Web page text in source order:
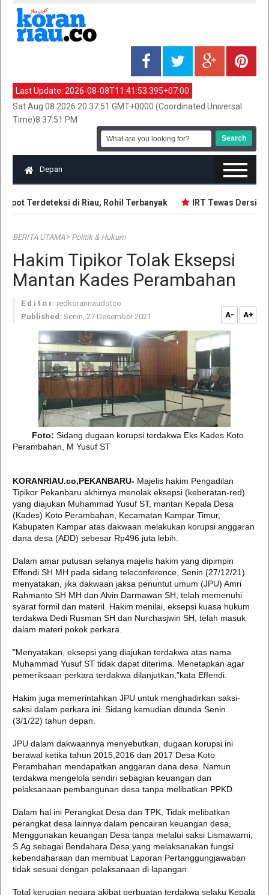
Last Update: 2026-08-08T11:41:53.395+07:00
Sat Aug 08 2026 20:37:51 GMT+0000 (Coordinated Universal
Time)8:37:51 PM
Depan
Terdeteksi di Riau, Rohil Terbanyak IRT Tewas
BERITA UTAMA Politik & Hukum
Hakim Tipikor Tolak Eksepsi
Mantan Kades Perambahan
E d i t o r: redkoranriaudotco
Published: Senin, 27 Desember 2021 A- A+
Foto: Sidang dugaan korupsi terdakwa Eks Kades Koto
Perambahan, M Yusuf ST
KORANRIAU.co,PEKANBARU- Majelis hakim Pengadilan
Tipikor Pekanbaru akhirnya menolak eksepsi (keberatan-red)
yang diajukan Muhammad Yusuf ST, mantan Kepala Desa
(Kades) Koto Perambahan, Kecamatan Kampar Timur,
Kabupaten Kampar atas dakwaan melakukan korupsi anggaran
dana desa (ADD) sebesar Rp496 juta lebih.
Dalam amar putusan selanya majelis hakim yang dipimpin
Effendi SH MH pada sidang teleconference, Senin (27/12/21)
menyatakan, jika dakwaan jaksa penuntut umum (JPU) Amri
Rahmanto SH MH dan Alvin Darmawan SH, telah memenuhi
syarat formil dan materil. Hakim menilai, eksepsi kuasa hukum
terdakwa Dedi Rusman SH dan Nurchasjwin SH, telah masuk
dalam materi pokok perkara.
"Menyatakan, eksepsi yang diajukan terdakwa atas nama
Muhammad Yusuf ST tidak dapat diterima. Menetapkan agar
pemeriksaan perkara terdakwa dilanjutkan,"kata Effendi.
Hakim juga memerintahkan JPU untuk menghadirkan saksi-
saksi dalam perkara ini. Sidang kemudian ditunda Senin
(3/1/22) tahun depan.
JPU dalam dakwaannya menyebutkan, dugaan korupsi ini
berawal ketika tahun 2015,2016 dan 2017 Desa Koto
Perambahan mendapatkan anggaran dana desa. Namun
terdakwa mengelola sendiri sebagian keuangan dan
pelaksanaan pembangunan desa tanpa melibatkan PPKD.
Dalam hal ini Perangkat Desa dan TPK, Tidak melibatkan
perangkat desa lainnya dalam pencairan keuangan desa,
Menggunakan keuangan Desa tanpa melalui saksi Lismawarni,
S.Ag sebagai Bendahara Desa yang melaksanakan fungsi
kebendaharaan dan membuat Laporan Pertanggungjawaban
tidak sesuai dengan pelaksanaan di lapangan.
Total kerugian negara akibat perbuatan terdakwa selaku Kepala